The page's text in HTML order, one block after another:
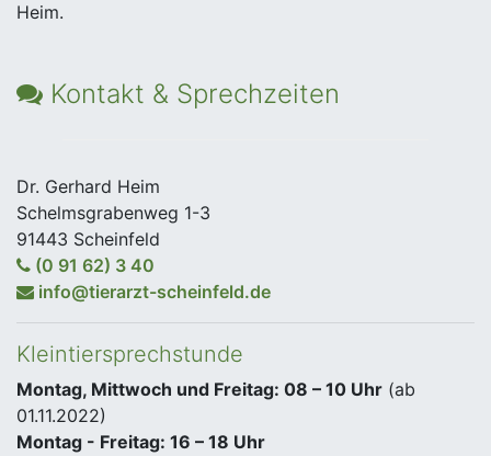
Heim.
Kontakt & Sprechzeiten
Dr. Gerhard Heim
Schelmsgrabenweg 1-3
91443 Scheinfeld
(0 91 62) 3 40
info@tierarzt-scheinfeld.de
Kleintiersprechstunde
Montag, Mittwoch und Freitag: 08 – 10 Uhr (ab
01.11.2022)
Montag - Freitag: 16 – 18 Uhr